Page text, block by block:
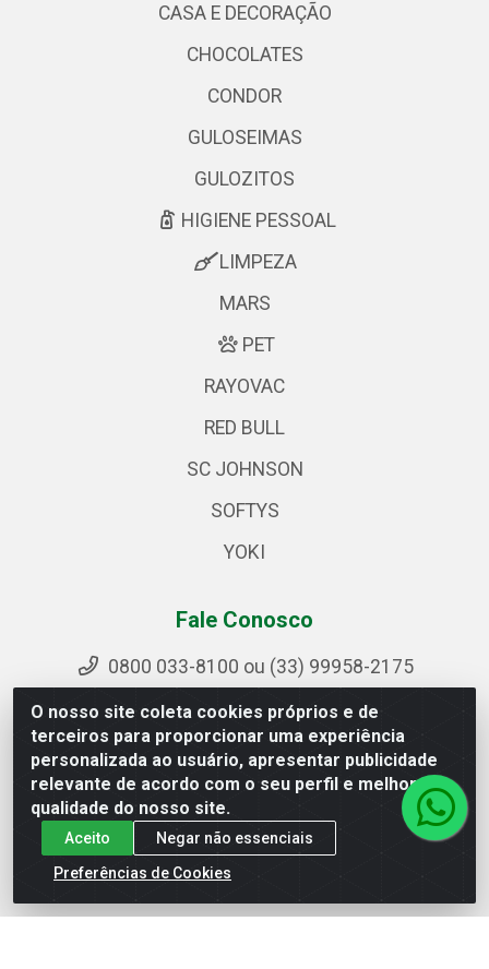
O nosso site coleta cookies próprios e de
terceiros para proporcionar uma experiência
personalizada ao usuário, apresentar publicidade
relevante de acordo com o seu perfil e melhorar a
qualidade do nosso site.
Aceito
Negar não essenciais
Preferências de Cookies
CASA E DECORAÇÃO
CHOCOLATES
CONDOR
GULOSEIMAS
GULOZITOS
HIGIENE PESSOAL
LIMPEZA
MARS
PET
RAYOVAC
RED BULL
SC JOHNSON
SOFTYS
YOKI
Fale Conosco
0800 033-8100 ou (33) 99958-2175
sac@ipirangamg.com.br
Acompanhe nossas publicações
Ipiranga Distribuição LTDA - Avenida Doutor Jorge
Hannas, 101 - Ponte da Aldeia - Manhuaçu / MG - CEP
36906-440 - CNPJ 25.310.749/0001-66